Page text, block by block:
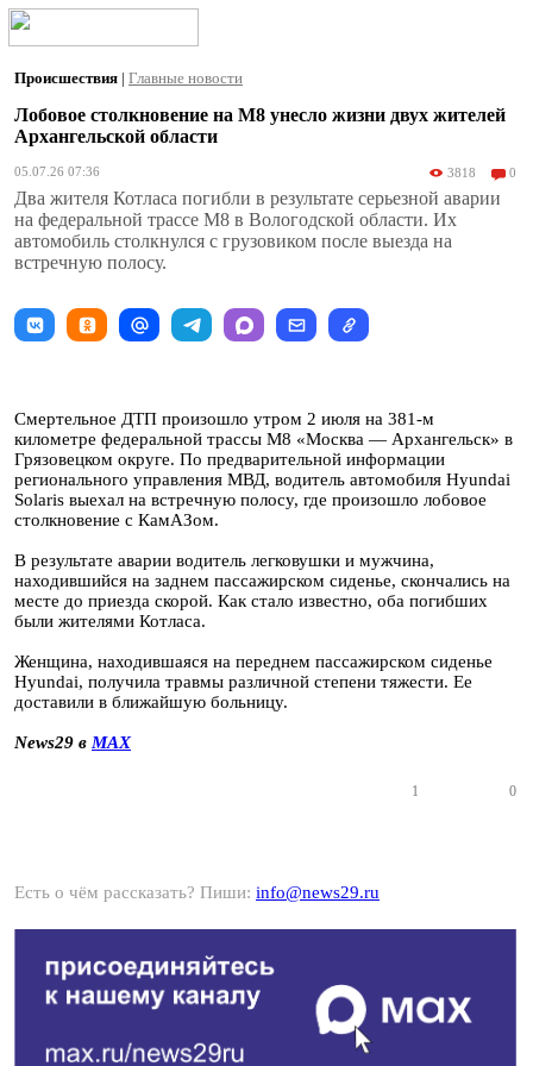
Происшествия | Главные новости
Лобовое столкновение на М8 унесло жизни двух жителей
Архангельской области
05.07.26 07:36 3818 0
Два жителя Котласа погибли в результате серьезной аварии
на федеральной трассе М8 в Вологодской области. Их
автомобиль столкнулся с грузовиком после выезда на
встречную полосу.
Смертельное ДТП произошло утром 2 июля на 381-м
километре федеральной трассы М8 «Москва — Архангельск» в
Грязовецком округе. По предварительной информации
регионального управления МВД, водитель автомобиля Hyundai
Solaris выехал на встречную полосу, где произошло лобовое
столкновение с КамАЗом.
В результате аварии водитель легковушки и мужчина,
находившийся на заднем пассажирском сиденье, скончались на
месте до приезда скорой. Как стало известно, оба погибших
были жителями Котласа.
Женщина, находившаяся на переднем пассажирском сиденье
Hyundai, получила травмы различной степени тяжести. Ее
доставили в ближайшую больницу.
News29 в MAX
1 0
Есть о чём рассказать? Пиши: info@news29.ru